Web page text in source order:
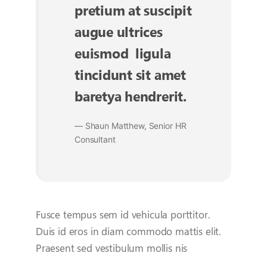
pretium at suscipit
augue ultrices
euismod ligula
tincidunt sit amet
baretya hendrerit.
— Shaun Matthew, Senior HR
Consultant
Fusce tempus sem id vehicula porttitor.
Duis id eros in diam commodo mattis elit.
Praesent sed vestibulum mollis nis